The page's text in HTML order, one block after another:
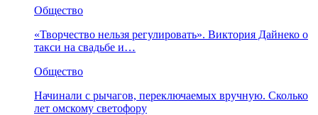
Общество
«Творчество нельзя регулировать». Виктория Дайнеко о
такси на свадьбе и…
Общество
Начинали с рычагов, переключаемых вручную. Сколько
лет омскому светофору